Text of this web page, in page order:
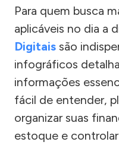
Para quem busca
aplicáveis no dia a
Digitais são
infográficos
informações
fácil de entender,
organizar suas
estoque e